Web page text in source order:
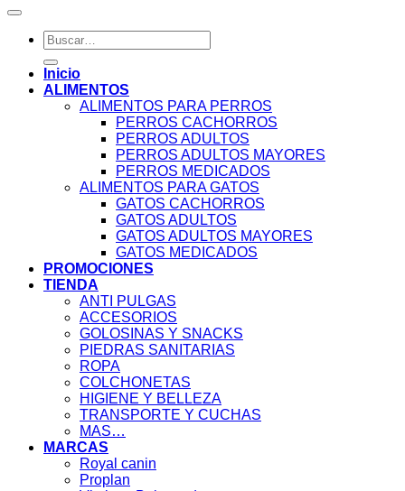
Buscar
por:
Inicio
ALIMENTOS
ALIMENTOS PARA PERROS
PERROS CACHORROS
PERROS ADULTOS
PERROS ADULTOS MAYORES
PERROS MEDICADOS
ALIMENTOS PARA GATOS
GATOS CACHORROS
GATOS ADULTOS
GATOS ADULTOS MAYORES
GATOS MEDICADOS
PROMOCIONES
TIENDA
ANTI PULGAS
ACCESORIOS
GOLOSINAS Y SNACKS
PIEDRAS SANITARIAS
ROPA
COLCHONETAS
HIGIENE Y BELLEZA
TRANSPORTE Y CUCHAS
MAS…
MARCAS
Royal canin
Proplan